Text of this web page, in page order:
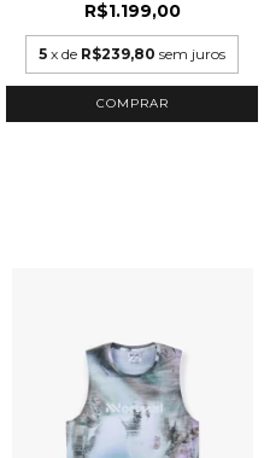
R$1.199,00
5 x de R$239,80 sem juros
COMPRAR